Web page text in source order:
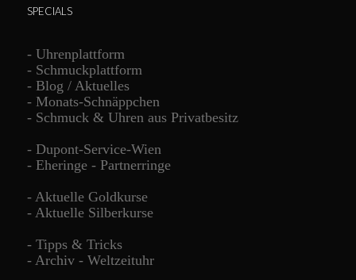
SPECIALS
- Uhrenplattform
- Schmuckplattform
- Blog / Aktuelles
- Monats-Schnäppchen
- Schmuck & Uhren aus Privatbesitz
- Dupont-Service-Wien
- Eheringe - Partnerringe
- Aktuelle Goldkurse
- Aktuelle Silberkurse
- Tipps & Tricks
- Archiv - Weltzeituhr